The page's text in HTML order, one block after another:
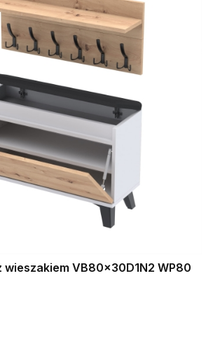
wieszakiem VB80x30D1N2 WP80